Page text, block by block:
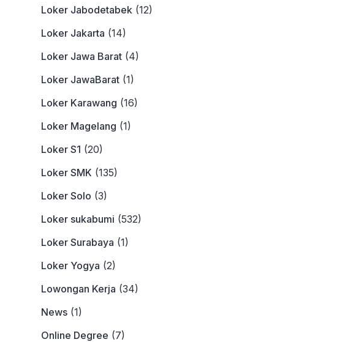
Loker Jabodetabek (12)
Loker Jakarta (14)
Loker Jawa Barat (4)
Loker JawaBarat (1)
Loker Karawang (16)
Loker Magelang (1)
Loker S1 (20)
Loker SMK (135)
Loker Solo (3)
Loker sukabumi (532)
Loker Surabaya (1)
Loker Yogya (2)
Lowongan Kerja (34)
News (1)
Online Degree (7)